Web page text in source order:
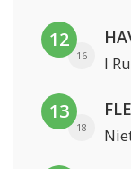
12
16 I
13
18